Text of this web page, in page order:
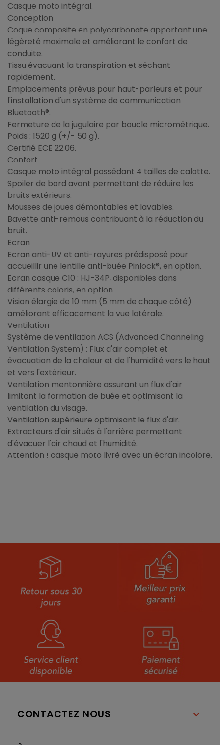
Casque moto intégral.
Conception
Coque composite en polycarbonate apportant une
légèreté maximale et améliorant le confort de
conduite.
Tissu évacuant la transpiration et séchant
rapidement.
Emplacements prévus pour haut-parleurs et pour
l'installation d'un système de communication
Bluetooth®.
Fermeture de la jugulaire par boucle micrométrique.
Poids : 1520 g (+/- 50 g).
Certifié ECE 22.06.
Confort
Casque moto intégral possédant 4 tailles de calotte.
Spoiler de bord avant permettant de réduire les
bruits extérieurs.
Mousses de joues démontables et lavables.
Bavette anti-remous contribuant à la réduction du
bruit.
Ecran
Ecran anti-UV et anti-rayures prédisposé pour
accueillir une lentille anti-buée Pinlock®, en option.
Ecran casque C10 : HJ-34P, disponibles dans
différents coloris, en option.
Vision élargie de 10 mm (5 mm de chaque côté)
améliorant efficacement la vue latérale.
Ventilation
Système de ventilation ACS (Advanced Channeling
Ventilation System) : Flux d'air complet et
évacuation de la chaleur et de l'humidité vers le haut
et vers l'extérieur.
Ventilation mentonnière assurant un flux d'air
limitant la formation de buée et optimisant la
ventilation du visage.
Ventilation supérieure optimisant le flux d'air.
Extracteurs d'air situés à l'arrière permettant
d'évacuer l'air chaud et l'humidité.
Attention ! casque moto livré avec un écran incolore.
CONTACTEZ NOUS 